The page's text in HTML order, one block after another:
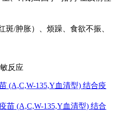
斑/肿胀）、烦躁、食欲不振、
反应
(A,C,W-135,Y血清型) 结合疫